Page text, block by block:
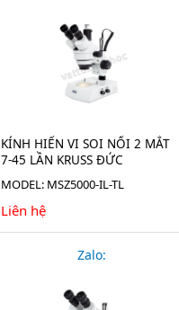
KÍNH HIỂN VI SOI NỔI 2 MẮT
7-45 LẦN KRUSS ĐỨC
MODEL: MSZ5000-IL-TL
Liên hệ
Zalo: